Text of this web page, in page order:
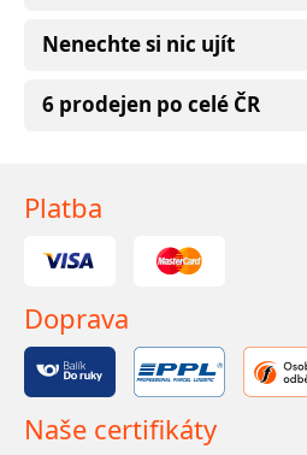
Nenechte si nic ujít
6 prodejen po celé ČR
Platba
Doprava
Naše certifikáty